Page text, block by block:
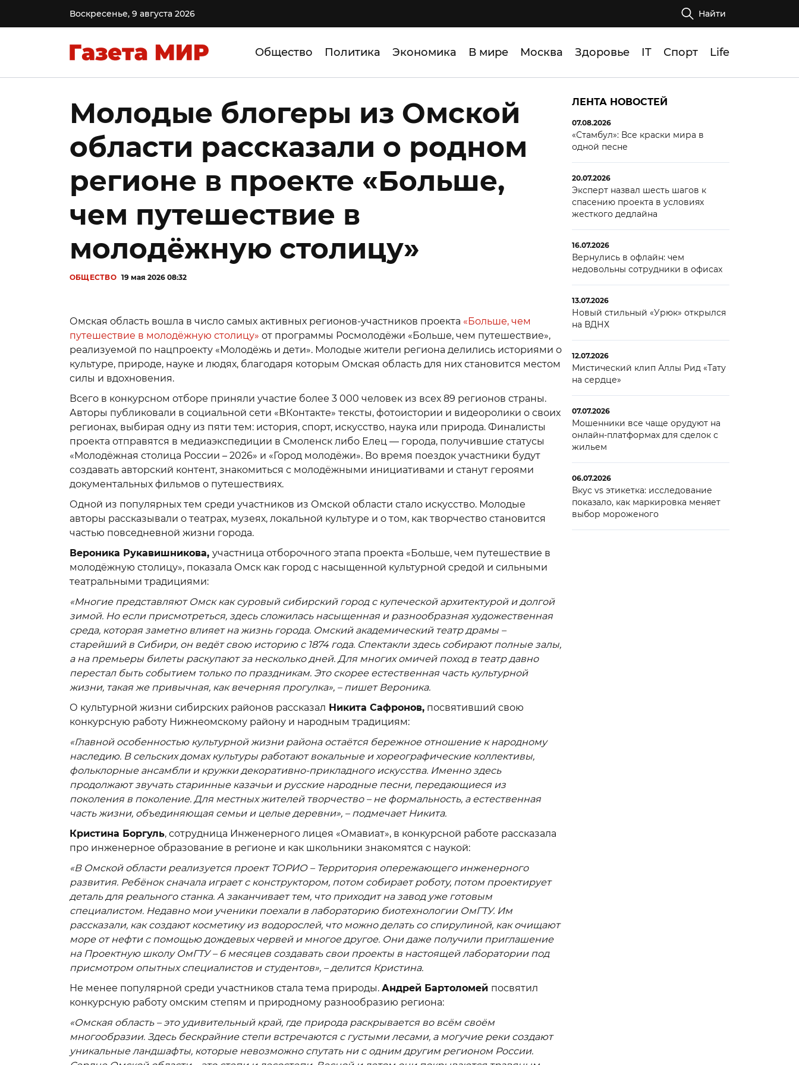
Воскресенье, 9 августа 2026 Найти
Общество Политика Экономика В мире Москва Здоровье IT Спорт Life
Молодые блогеры из Омской
области рассказали о родном
регионе в проекте «Больше,
чем путешествие в
молодёжную столицу»
ОБЩЕСТВО 19 мая 2026 08:32
Омская область вошла в число самых активных регионов-участников проекта «Больше, чем
путешествие в молодёжную столицу» от программы Росмолодёжи «Больше, чем путешествие»,
реализуемой по нацпроекту «Молодёжь и дети». Молодые жители региона делились историями о
культуре, природе, науке и людях, благодаря которым Омская область для них становится местом
силы и вдохновения.
Всего в конкурсном отборе приняли участие более 3 000 человек из всех 89 регионов страны.
Авторы публиковали в социальной сети «ВКонтакте» тексты, фотоистории и видеоролики о своих
регионах, выбирая одну из пяти тем: история, спорт, искусство, наука или природа. Финалисты
проекта отправятся в медиаэкспедиции в Смоленск либо Елец — города, получившие статусы
«Молодёжная столица России – 2026» и «Город молодёжи». Во время поездок участники будут
создавать авторский контент, знакомиться с молодёжными инициативами и станут героями
документальных фильмов о путешествиях.
Одной из популярных тем среди участников из Омской области стало искусство. Молодые
авторы рассказывали о театрах, музеях, локальной культуре и о том, как творчество становится
частью повседневной жизни города.
Вероника Рукавишникова, участница отборочного этапа проекта «Больше, чем путешествие в
молодёжную столицу», показала Омск как город с насыщенной культурной средой и сильными
театральными традициями:
«Многие представляют Омск как суровый сибирский город с купеческой архитектурой и долгой
зимой. Но если присмотреться, здесь сложилась насыщенная и разнообразная художественная
среда, которая заметно влияет на жизнь города. Омский академический театр драмы –
старейший в Сибири, он ведёт свою историю с 1874 года. Спектакли здесь собирают полные залы,
а на премьеры билеты раскупают за несколько дней. Для многих омичей поход в театр давно
перестал быть событием только по праздникам. Это скорее естественная часть культурной
жизни, такая же привычная, как вечерняя прогулка», – пишет Вероника.
О культурной жизни сибирских районов рассказал Никита Сафронов, посвятивший свою
конкурсную работу Нижнеомскому району и народным традициям:
«Главной особенностью культурной жизни района остаётся бережное отношение к народному
наследию. В сельских домах культуры работают вокальные и хореографические коллективы,
фольклорные ансамбли и кружки декоративно-прикладного искусства. Именно здесь
продолжают звучать старинные казачьи и русские народные песни, передающиеся из
поколения в поколение. Для местных жителей творчество – не формальность, а естественная
часть жизни, объединяющая семьи и целые деревни», – подмечает Никита.
Кристина Боргуль, сотрудница Инженерного лицея «Омавиат», в конкурсной работе рассказала
про инженерное образование в регионе и как школьники знакомятся с наукой:
«В Омской области реализуется проект ТОРИО – Территория опережающего инженерного
развития. Ребёнок сначала играет с конструктором, потом собирает роботу, потом проектирует
деталь для реального станка. А заканчивает тем, что приходит на завод уже готовым
специалистом. Недавно мои ученики поехали в лабораторию биотехнологии ОмГТУ. Им
рассказали, как создают косметику из водорослей, что можно делать со спирулиной, как очищают
море от нефти с помощью дождевых червей и многое другое. Они даже получили приглашение
на Проектную школу ОмГТУ – 6 месяцев создавать свои проекты в настоящей лаборатории под
присмотром опытных специалистов и студентов», – делится Кристина.
Не менее популярной среди участников стала тема природы. Андрей Бартоломей посвятил
конкурсную работу омским степям и природному разнообразию региона:
«Омская область – это удивительный край, где природа раскрывается во всём своём
многообразии. Здесь бескрайние степи встречаются с густыми лесами, а могучие реки создают
уникальные ландшафты, которые невозможно спутать ни с одним другим регионом России.
ЛЕНТА НОВОСТЕЙ
07.08.2026
«Стамбул»: Все краски мира в
одной песне
20.07.2026
Эксперт назвал шесть шагов к
спасению проекта в условиях
жесткого дедлайна
16.07.2026
Вернулись в офлайн: чем
недовольны сотрудники в офисах
13.07.2026
Новый стильный «Урюк» открылся
на ВДНХ
12.07.2026
Мистический клип Аллы Рид «Тату
на сердце»
07.07.2026
Мошенники все чаще орудуют на
онлайн-платформах для сделок с
жильем
06.07.2026
Вкус vs этикетка: исследование
показало, как маркировка меняет
выбор мороженого